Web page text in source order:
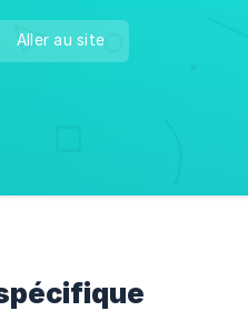
Aller au site